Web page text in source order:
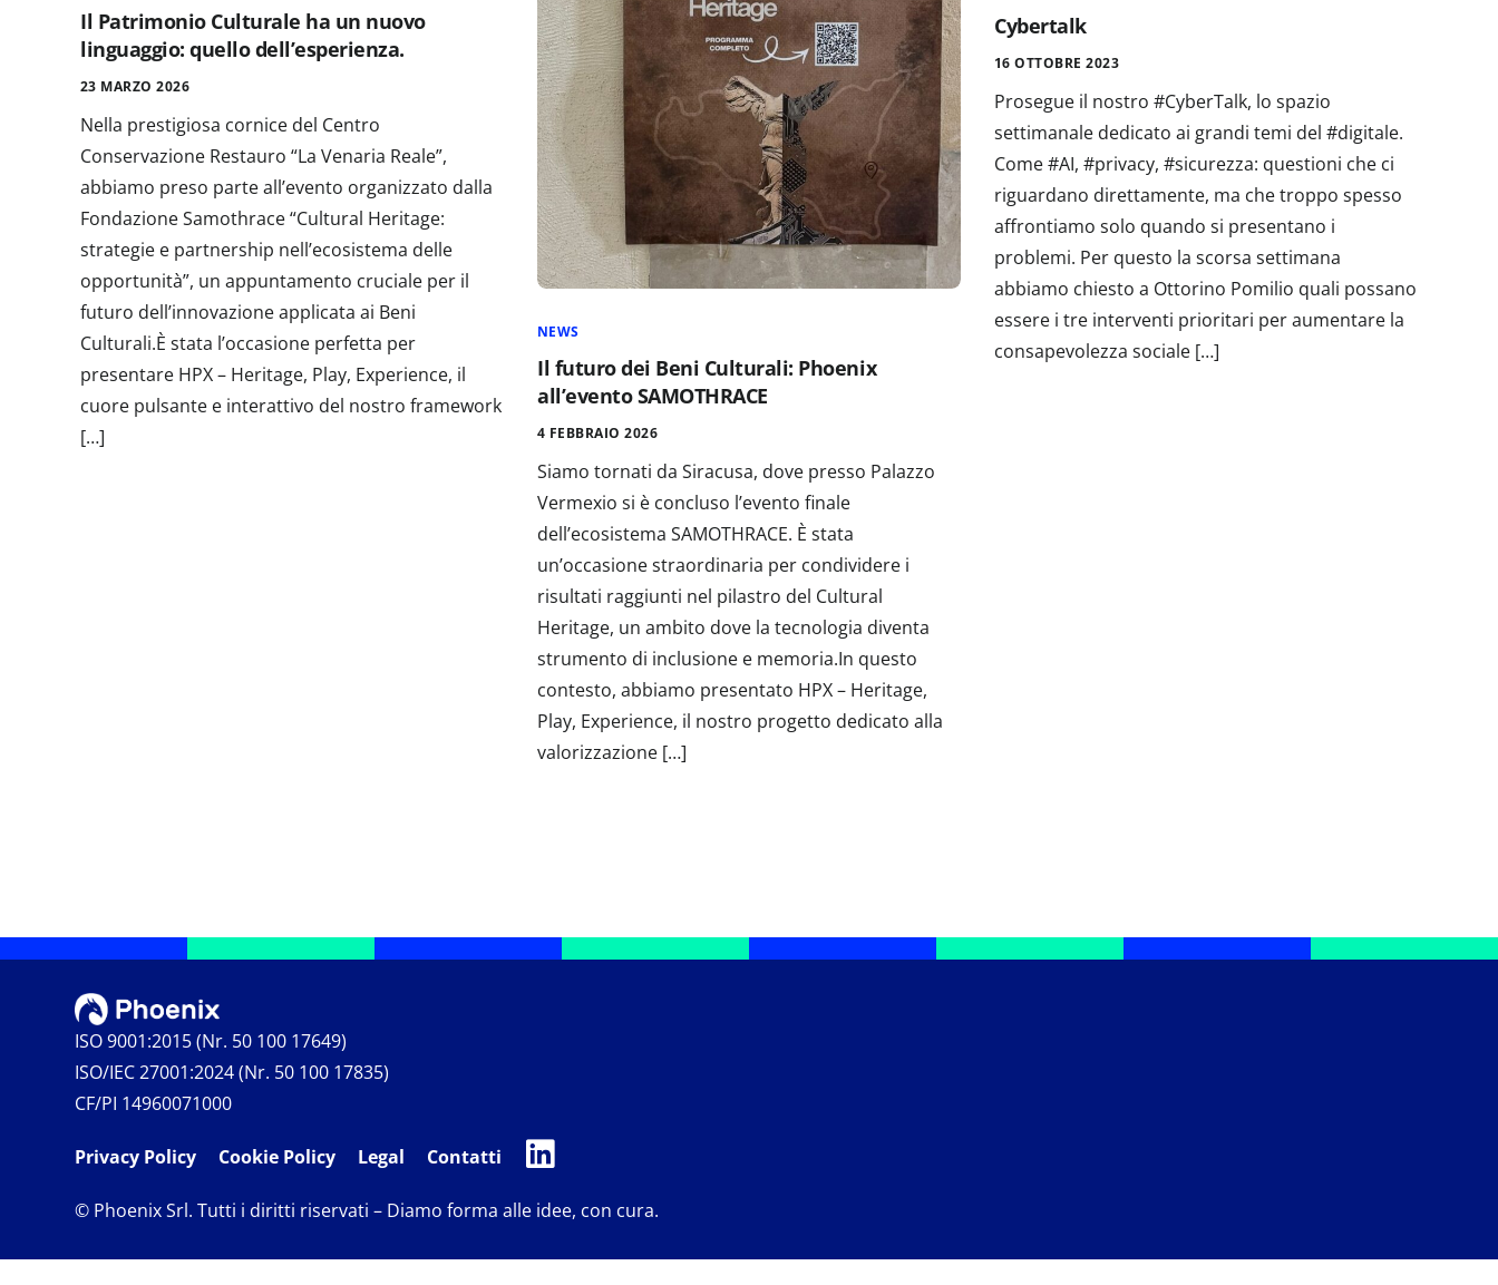
Il Patrimonio Culturale ha un nuovo
linguaggio: quello dell’esperienza.
23 MARZO 2026
Nella prestigiosa cornice del Centro
Conservazione Restauro “La Venaria Reale”​,
abbiamo preso parte all’evento organizzato dalla
Fondazione Samothrace “Cultural Heritage:
strategie e partnership nell’ecosistema delle
opportunità”, un appuntamento cruciale per il
futuro dell’innovazione applicata ai Beni
Culturali.È stata l’occasione perfetta per
presentare HPX – Heritage, Play, Experience, il
cuore pulsante e interattivo del nostro framework
[…]
NEWS
Il futuro dei Beni Culturali: Phoenix
all’evento SAMOTHRACE
4 FEBBRAIO 2026
Siamo tornati da Siracusa, dove presso Palazzo
Vermexio si è concluso l’evento finale
dell’ecosistema SAMOTHRACE. È stata
un’occasione straordinaria per condividere i
risultati raggiunti nel pilastro del Cultural
Heritage, un ambito dove la tecnologia diventa
strumento di inclusione e memoria.In questo
contesto, abbiamo presentato HPX – Heritage,
Play, Experience, il nostro progetto dedicato alla
valorizzazione […]
Cybertalk
16 OTTOBRE 2023
Prosegue il nostro #CyberTalk, lo spazio
settimanale dedicato ai grandi temi del #digitale.
Come #AI, #privacy, #sicurezza: questioni che ci
riguardano direttamente, ma che troppo spesso
affrontiamo solo quando si presentano i
problemi. Per questo la scorsa settimana
abbiamo chiesto a Ottorino Pomilio quali possano
essere i tre interventi prioritari per aumentare la
consapevolezza sociale […]
ISO 9001:2015 (Nr. 50 100 17649)
ISO/IEC 27001:2024 (Nr. 50 100 17835)
CF/PI 14960071000
Privacy Policy Cookie Policy Legal Contatti
© Phoenix Srl. Tutti i diritti riservati – Diamo forma alle idee, con cura.